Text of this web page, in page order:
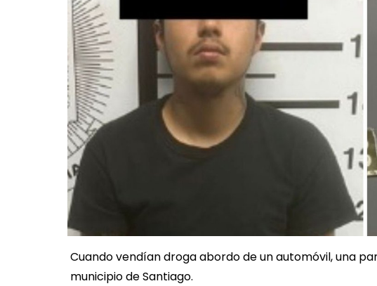
Cuando vendían droga abordo de un automóvil, una
municipio de Santiago.